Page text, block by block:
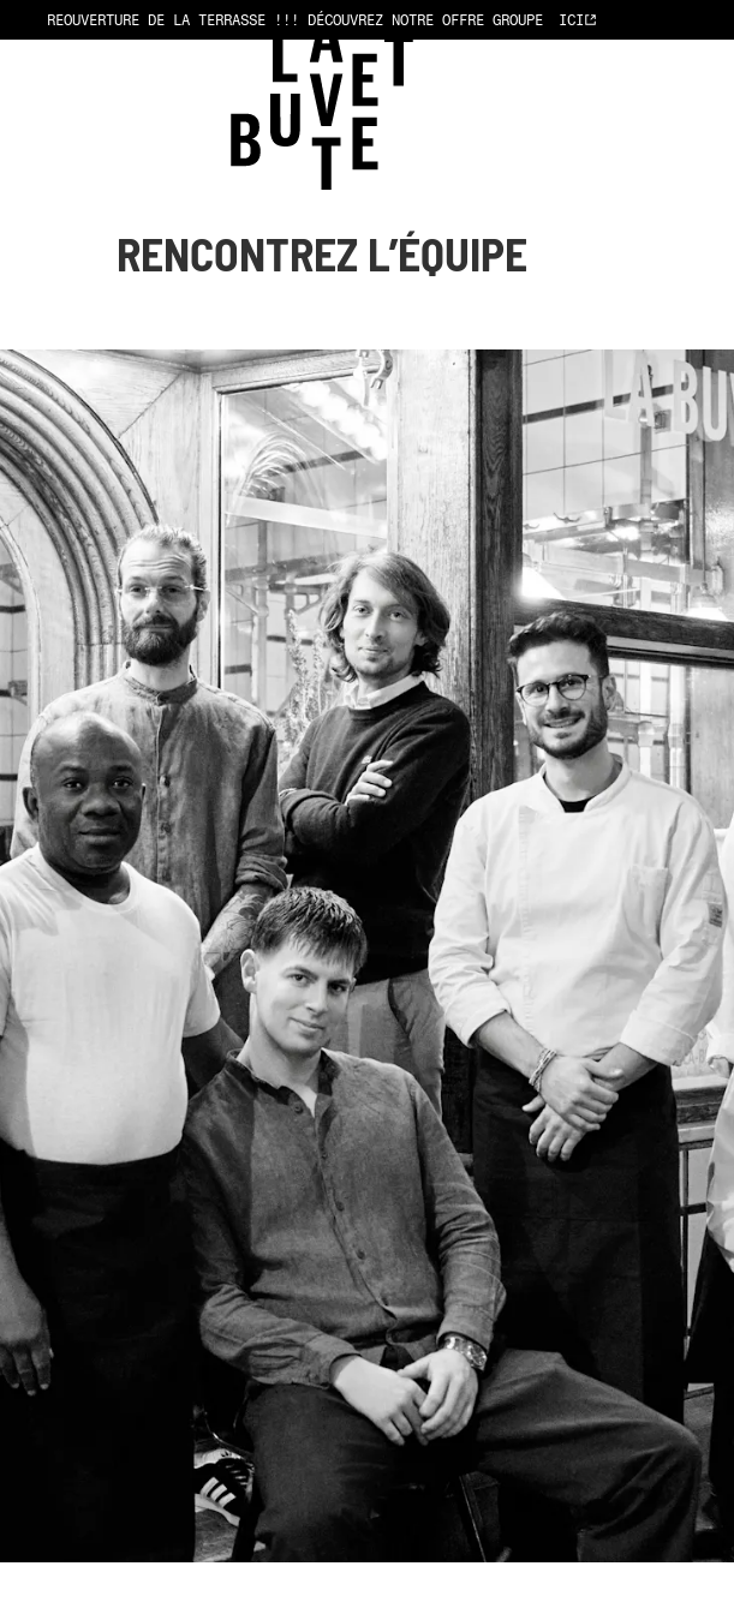
REOUVERTURE DE LA TERRASSE !!!DÉCOUVREZ NOTRE OFFRE GROUPE ICI
RENCONTREZ L’ÉQUIPE